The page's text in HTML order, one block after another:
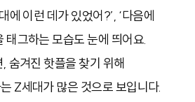
에 이런 데가 있었어?’, ‘다음에
태그하는 모습도 눈에 띄어요.
숨겨진 핫플을 찾기 위해
Z세대가 많은 것으로 보입니다.